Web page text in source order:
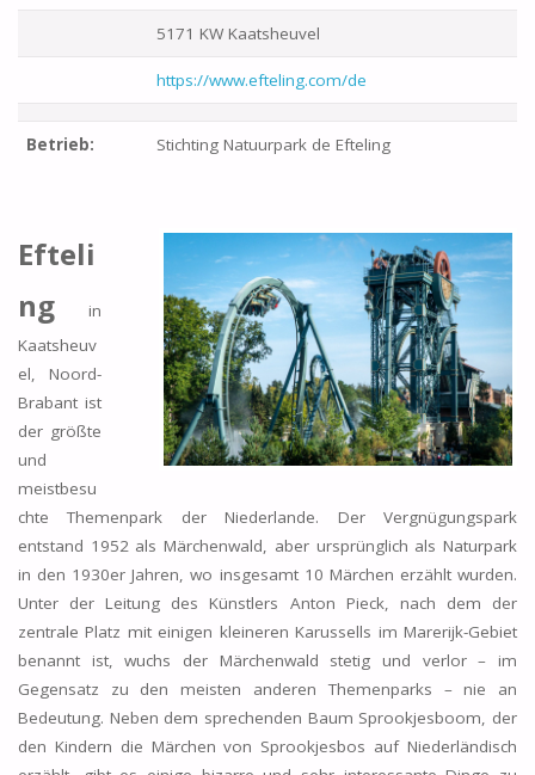
5171 KW Kaatsheuvel
https://www.efteling.com/de
Betrieb: Stichting Natuurpark de Efteling
Efteli
ngin
Kaatsheuv
el, Noord-
Brabant ist
der größte
und
meistbesu
chte Themenpark der Niederlande. Der Vergnügungspark
entstand 1952 als Märchenwald, aber ursprünglich als Naturpark
in den 1930er Jahren, wo insgesamt 10 Märchen erzählt wurden.
Unter der Leitung des Künstlers Anton Pieck, nach dem der
zentrale Platz mit einigen kleineren Karussells im Marerijk-Gebiet
benannt ist, wuchs der Märchenwald stetig und verlor – im
Gegensatz zu den meisten anderen Themenparks – nie an
Bedeutung. Neben dem sprechenden Baum Sprookjesboom, der
den Kindern die Märchen von Sprookjesbos auf Niederländisch